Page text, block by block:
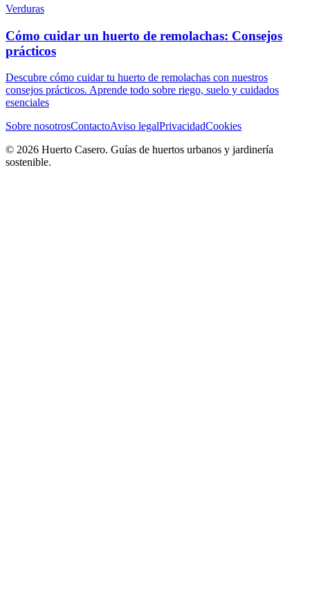
Verduras
Cómo cuidar un huerto de remolachas: Consejos
prácticos
Descubre cómo cuidar tu huerto de remolachas con nuestros
consejos prácticos. Aprende todo sobre riego, suelo y cuidados
esenciales
Sobre nosotrosContactoAviso legalPrivacidadCookies
© 2026 Huerto Casero. Guías de huertos urbanos y jardinería
sostenible.